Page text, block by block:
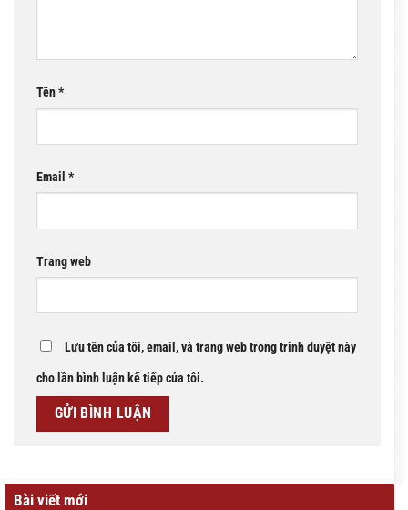
Tên*
Email *
Trang web
Lưu tên của tôi, email, và trang web trong trình duyệt này
cho lần bình luận kế tiếp của tôi.
Bài viết mới